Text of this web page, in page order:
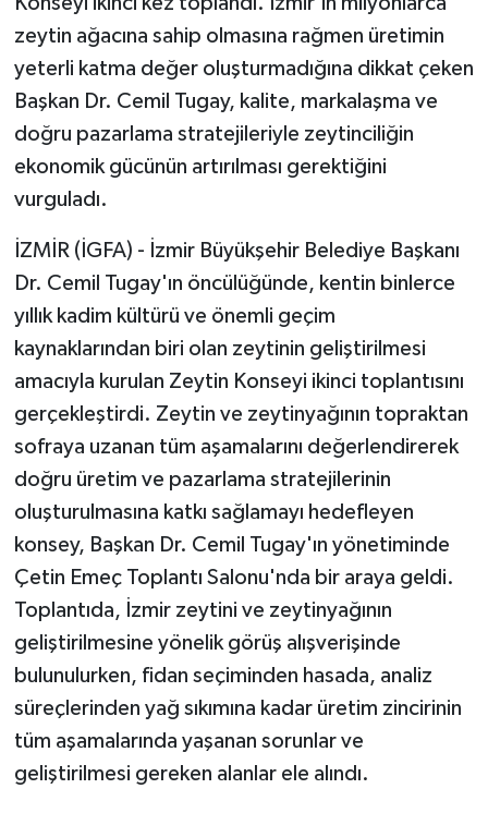
zeytin ağacına sahip olmasına rağmen üretimin
yeterli katma değer oluşturmadığına dikkat çeken
Başkan Dr. Cemil Tugay, kalite, markalaşma ve
doğru pazarlama stratejileriyle zeytinciliğin
ekonomik gücünün artırılması gerektiğini
vurguladı.
İZMİR (İGFA) - İzmir Büyükşehir Belediye Başkanı
Dr. Cemil Tugay'ın öncülüğünde, kentin binlerce
yıllık kadim kültürü ve önemli geçim
kaynaklarından biri olan zeytinin geliştirilmesi
amacıyla kurulan Zeytin Konseyi ikinci toplantısını
gerçekleştirdi. Zeytin ve zeytinyağının topraktan
sofraya uzanan tüm aşamalarını değerlendirerek
doğru üretim ve pazarlama stratejilerinin
oluşturulmasına katkı sağlamayı hedefleyen
konsey, Başkan Dr. Cemil Tugay'ın yönetiminde
Çetin Emeç Toplantı Salonu'nda bir araya geldi.
Toplantıda, İzmir zeytini ve zeytinyağının
geliştirilmesine yönelik görüş alışverişinde
bulunulurken, fidan seçiminden hasada, analiz
süreçlerinden yağ sıkımına kadar üretim zincirinin
tüm aşamalarında yaşanan sorunlar ve
geliştirilmesi gereken alanlar ele alındı.